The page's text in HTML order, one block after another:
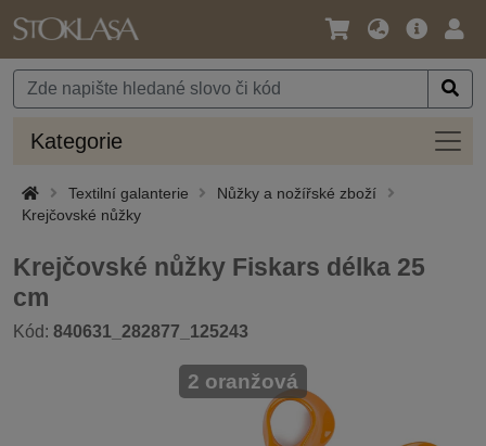
Jazyk
Měna
Hlavní
Kategorie
Textilní galanterie
Nůžky a nožířské zboží
Krejčovské nůžky
Krejčovské nůžky Fiskars délka 25
cm
Kód: 840631_282877_125243
2 oranžová